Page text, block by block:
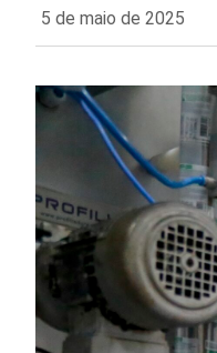
5 de maio de 2025